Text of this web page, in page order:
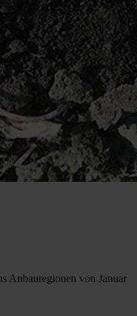
Anbauregionen von Januar